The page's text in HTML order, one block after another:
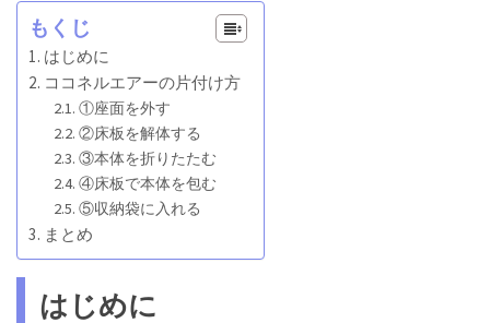
もくじ
はじめに
ココネルエアーの片付け方
①座面を外す
②床板を解体する
③本体を折りたたむ
④床板で本体を包む
⑤収納袋に入れる
まとめ
はじめに